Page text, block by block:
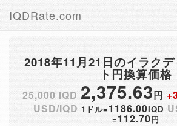
IQDRate.com
2018年11月21日のイラク
ト円換算価格
25,000 IQD 2,375.63円
USD/IQD 1ドル=1186.00IQD
=112.70円